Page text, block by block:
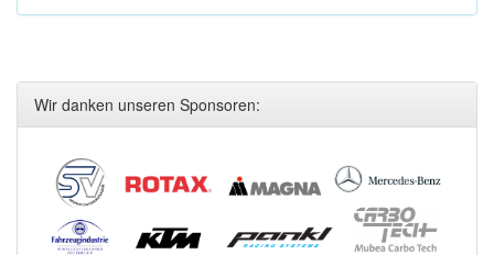
Wir danken unseren Sponsoren: